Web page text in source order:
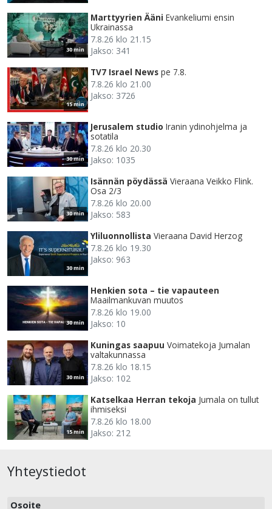
30 min
Marttyyrien Ääni Evankeliumi ensin
Ukrainassa
7.8.26 klo 21.15
Jakso: 341
15 min
TV7 Israel News pe 7.8.
7.8.26 klo 21.00
Jakso: 3726
30 min
Jerusalem studio Iranin ydinohjelma ja
sotatila
7.8.26 klo 20.30
Jakso: 1035
30 min
Isännän pöydässä Vieraana Veikko Flink.
Osa 2/3
7.8.26 klo 20.00
Jakso: 583
30 min
Yliluonnollista Vieraana David Herzog
7.8.26 klo 19.30
Jakso: 963
30 min
Henkien sota – tie vapauteen
Maailmankuvan muutos
7.8.26 klo 19.00
Jakso: 10
30 min
Kuningas saapuu Voimatekoja Jumalan
valtakunnassa
7.8.26 klo 18.15
Jakso: 102
15 min
Katselkaa Herran tekoja Jumala on tullut
ihmiseksi
7.8.26 klo 18.00
Jakso: 212
Yhteystiedot
Osoite